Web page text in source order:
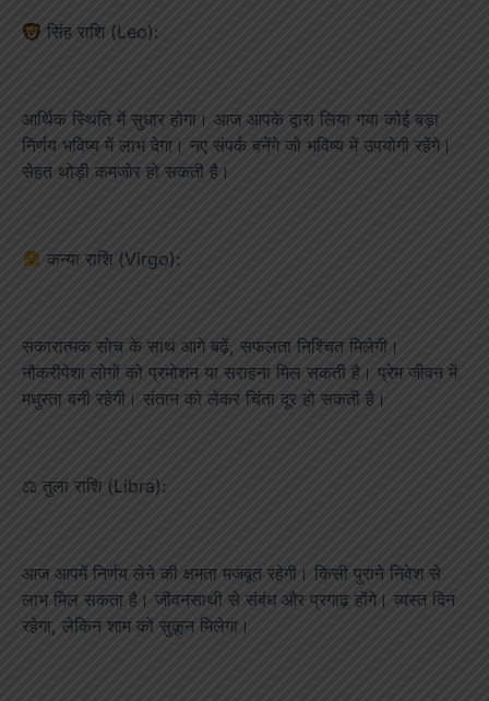
सिंह राशि (Leo):
आर्थिक स्थिति में सुधार होगा। आज आपके द्वारा लिया गया कोई बड़ा
निर्णय भविष्य में लाभ देगा। नए संपर्क बनेंगे जो भविष्य में उपयोगी रहेंगे।
सेहत थोड़ी कमजोर हो सकती है।
कन्या राशि (Virgo):
सकारात्मक सोच के साथ आगे बढ़ें, सफलता निश्चित मिलेगी।
नौकरीपेशा लोगों को प्रमोशन या सराहना मिल सकती है। प्रेम जीवन में
मधुरता बनी रहेगी। संतान को लेकर चिंता दूर हो सकती है।
⚖ तुला राशि (Libra):
आज आपमें निर्णय लेने की क्षमता मजबूत रहेगी। किसी पुराने निवेश से
लाभ मिल सकता है। जीवनसाथी से संबंध और प्रगाढ़ होंगे। व्यस्त दिन
रहेगा, लेकिन शाम को सुकून मिलेगा।